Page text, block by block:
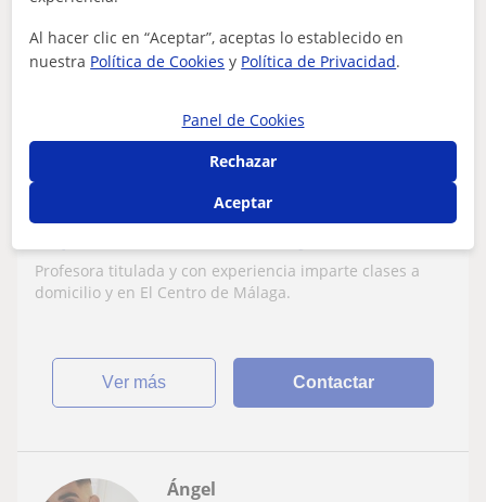
6€/h
Profesora titulada y con experiencia
de Málaga
Profesora titulada y con experiencia imparte clases a
domicilio y en El Centro de Málaga.
ver más Contactar
Ángel
Al hacer clic en “Aceptar”, aceptas lo establecido en
nuestra Política de Cookies y Política de Privacidad.
Panel de Cookies
Rechazar
Aceptar